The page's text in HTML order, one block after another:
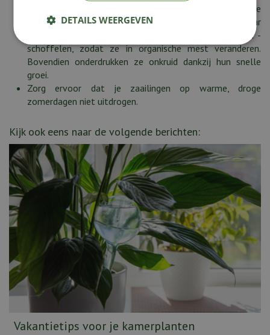
stikstof aan toe te voegen. Hun wortels verbeteren de
structuur van de grond. Ze komen snel op en in het najaar
of aan het begin van de winter kun je ze onderspitten of -
schoffelen, zodat ze in organische mest veranderen.
Bovendien onderdrukken ze onkruid dankzij hun snelle
groei.
Zorg ervoor dat je zaailingen op warme, droge
zomerdagen niet uitdrogen.
Kijk ook eens naar de volgende berichten:
Vakantietips voor je kamerplanten
DETAILS WEERGEVEN